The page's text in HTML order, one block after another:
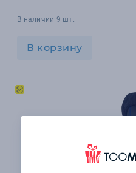
В наличии 9 шт.
В корзину